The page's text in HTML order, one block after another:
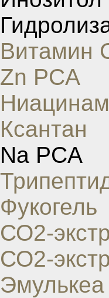
Витамин
Zn PCA
Ксантан
Na PCA
Фукогель
СО2-
СО2-
Эмулькеа